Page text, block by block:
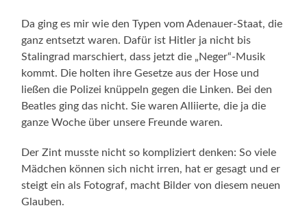
Da ging es mir wie den Typen vom Adenauer-Staat, die
ganz entsetzt waren. Dafür ist Hitler ja nicht bis
Stalingrad marschiert, dass jetzt die „Neger“-Musik
kommt. Die holten ihre Gesetze aus der Hose und
ließen die Polizei knüppeln gegen die Linken. Bei den
Beatles ging das nicht. Sie waren Alliierte, die ja die
ganze Woche über unsere Freunde waren.
Der Zint musste nicht so kompliziert denken: So viele
Mädchen können sich nicht irren, hat er gesagt und er
steigt ein als Fotograf, macht Bilder von diesem neuen
Glauben.